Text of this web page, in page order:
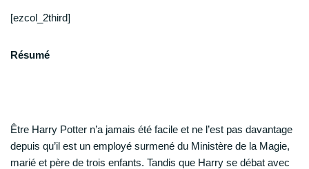
[ezcol_2third]
Résumé
Être Harry Potter n’a jamais été facile et ne l’est pas davantage
depuis qu’il est un employé surmené du Ministère de la Magie,
marié et père de trois enfants. Tandis que Harry se débat avec